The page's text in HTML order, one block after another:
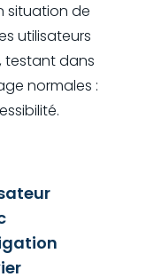
situation de
utilisateurs
testant dans
normales :